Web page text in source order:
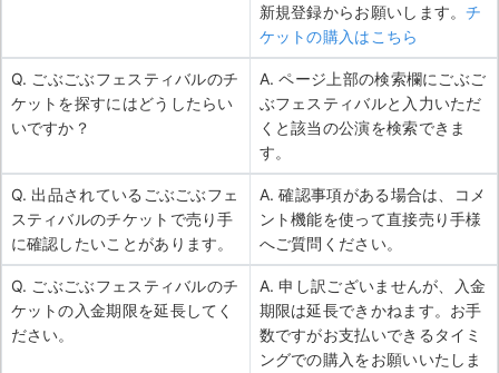
新規登録からお願いします。チ
ケットの購入はこちら
Q. ごぶごぶフェスティバルのチ
ケットを探すにはどうしたらい
いですか？
A. ページ上部の検索欄にごぶご
ぶフェスティバルと入力いただ
くと該当の公演を検索できま
す。
Q. 出品されているごぶごぶフェ
スティバルのチケットで売り手
に確認したいことがあります。
A. 確認事項がある場合は、コメ
ント機能を使って直接売り手様
へご質問ください。
Q. ごぶごぶフェスティバルのチ
ケットの入金期限を延長してく
ださい。
A. 申し訳ございませんが、入金
期限は延長できかねます。お手
数ですがお支払いできるタイミ
ングでの購入をお願いいたしま